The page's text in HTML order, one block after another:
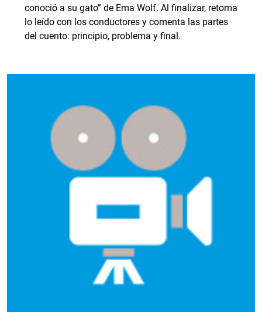
conoció a su gato” de Ema Wolf. Al finalizar, retoma
lo leído con los conductores y comenta las partes
del cuento: principio, problema y final.